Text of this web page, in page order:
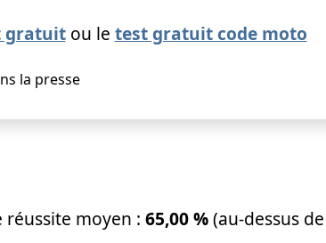
gratuitou le test gratuit code moto
réussite moyen : 65,00 %(au-dessus